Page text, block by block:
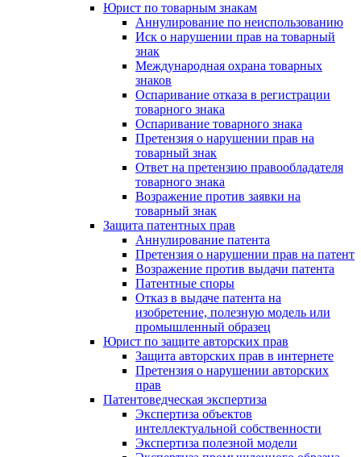
Юрист по товарным знакам
Аннулирование по неиспользованию
Иск о нарушении прав на товарный
знак
Международная охрана товарных
знаков
Оспаривание отказа в регистрации
товарного знака
Оспаривание товарного знака
Претензия о нарушении прав на
товарный знак
Ответ на претензию правообладателя
товарного знака
Возражение против заявки на
товарный знак
Защита патентных прав
Аннулирование патента
Претензия о нарушении прав на патент
Возражение против выдачи патента
Патентные споры
Отказ в выдаче патента на
изобретение, полезную модель или
промышленный образец
Юрист по защите авторских прав
Защита авторских прав в интернете
Претензия о нарушении авторских
прав
Патентоведческая экспертиза
Экспертиза объектов
интеллектуальной собственности
Экспертиза полезной модели